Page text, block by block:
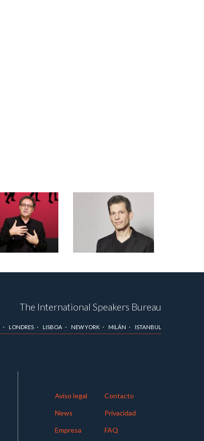
The International Speakers Bureau
LONDRES LISBOA NEW YORK MILÁN ISTANBUL
Aviso legal Contacto
News Privacidad
Empresa FAQ